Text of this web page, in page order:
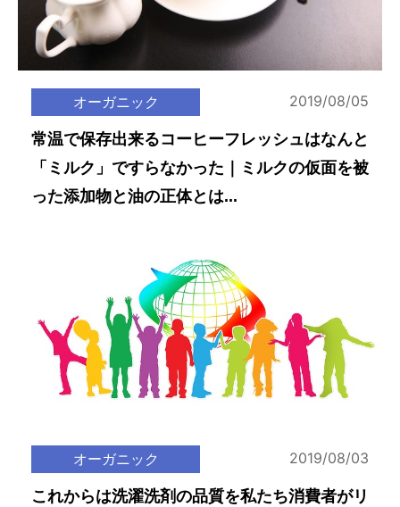
オーガニック 2019/08/05
常温で保存出来るコーヒーフレッシュはなんと
「ミルク」ですらなかった｜ミルクの仮面を被
った添加物と油の正体とは...
オーガニック 2019/08/03
これからは洗濯洗剤の品質を私たち消費者がリ